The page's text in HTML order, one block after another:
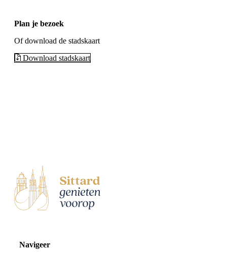
Plan je bezoek
Of download de stadskaart
Download stadskaart
Navigeer